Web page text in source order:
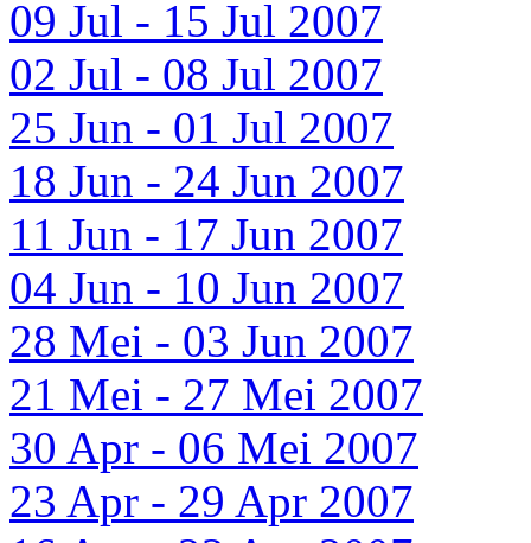
09 Jul - 15 Jul 2007
02 Jul - 08 Jul 2007
25 Jun - 01 Jul 2007
18 Jun - 24 Jun 2007
11 Jun - 17 Jun 2007
04 Jun - 10 Jun 2007
28 Mei - 03 Jun 2007
21 Mei - 27 Mei 2007
30 Apr - 06 Mei 2007
23 Apr - 29 Apr 2007